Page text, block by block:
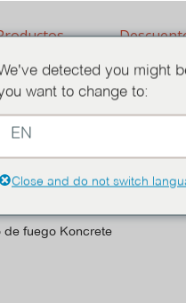
Centros de
fuego Koncrete
detected you might
want to change to:
EN
Close and do not switch